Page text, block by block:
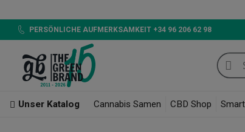
LED
PERSÖNLICHE AUFMERKSAMKEIT +34 96 206 62 98
Unser Katalog Cannabis Samen CBD Shop